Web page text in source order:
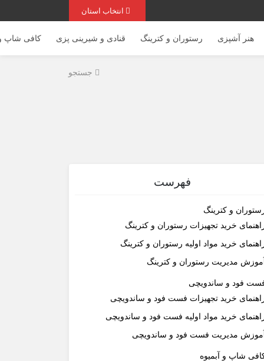
هنر آشپزی رستوران و کترینگ قنادی و شیرینی پزی کافی شاپ و
جستجو
فهرست
و کترینگ
خرید تجهیزات رستوران و کترینگ
خرید مواد اولیه رستوران و کترینگ
آموزش مدیریت رستوران و کترینگ
فود و ساندویچی
خرید تجهیزات فست فود و ساندویچی
خرید مواد اولیه فست فود و ساندویچی
آموزش مدیریت فست فود و ساندویچی
شاپ و آبمیوه